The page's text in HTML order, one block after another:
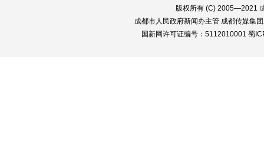
版权所有 (C) 2005—2021
成都市人民政府新闻办主管 成都传媒集
国新网许可证编号：5112010001 蜀